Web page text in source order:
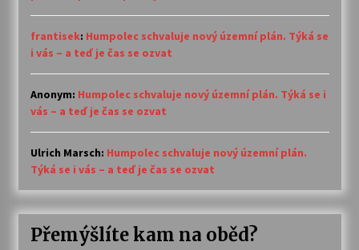
frantisek: Humpolec schvaluje nový územní plán. Týká se
i vás – a teď je čas se ozvat
Anonym: Humpolec schvaluje nový územní plán. Týká se i
vás – a teď je čas se ozvat
Ulrich Marsch: Humpolec schvaluje nový územní plán.
Týká se i vás – a teď je čas se ozvat
Přemýšlíte kam na oběd?